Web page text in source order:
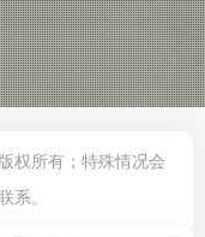
权所有；特殊情况会
系。